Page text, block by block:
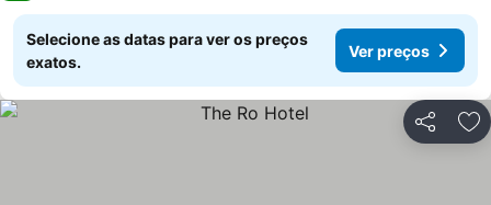
Selecione as datas para ver os preços
exatos.
Ver preços
Partilhar